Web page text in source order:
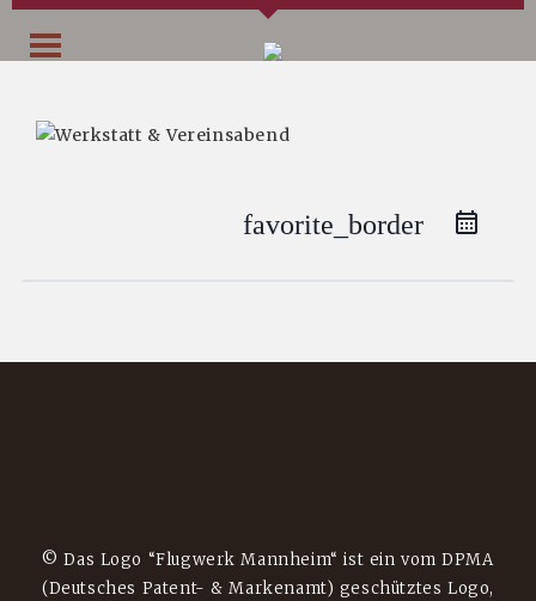
favorite_border
© Das Logo “Flugwerk Mannheim“ ist ein vom DPMA
(Deutsches Patent- & Markenamt) geschütztes Logo,